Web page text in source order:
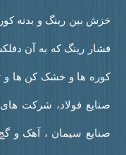
بین رینگ و بدنه کوره
رینگ که به آن دفلکشن
ها و خشک کن ها و
فولاد، شرکت های
سیمان ، آهک و گچ ،